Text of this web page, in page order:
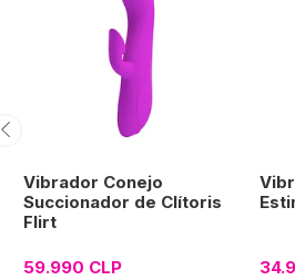
Vibrador Conejo
Succionador de Clítoris
Flirt
59.990 CLP